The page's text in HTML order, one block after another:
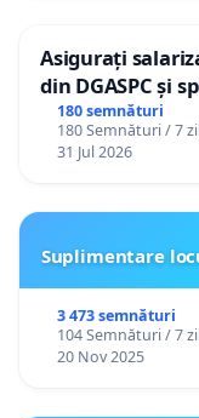
Asigurați
din DGASPC și
180 semnături
180 Semnături / 7
31 Jul 2026
Suplimentare
3 473 semnături
104 Semnături / 7
20 Nov 2025